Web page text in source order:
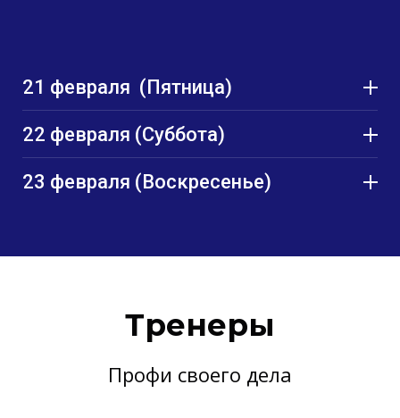
21 февраля (Пятница)
17:00
18:30
20:00 - 22:00
22 февраля (Суббота)
23 февраля (Воскресенье)
Тренеры
Профи своего дела